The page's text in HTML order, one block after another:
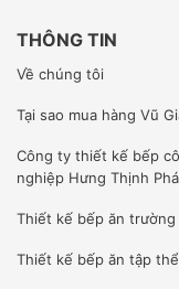
Chúng tôi là công
phép bán hàng tại
của hãng.
LÀM VIỆC
Chúng tôi là đơn vị
THÔNG TIN
Về chúng tôi
Tại sao mua hàng Vũ
Công ty thiết kế bếp
nghiệp Hưng Thịnh
Thiết kế bếp ăn trường
Thiết kế bếp ăn tập thể